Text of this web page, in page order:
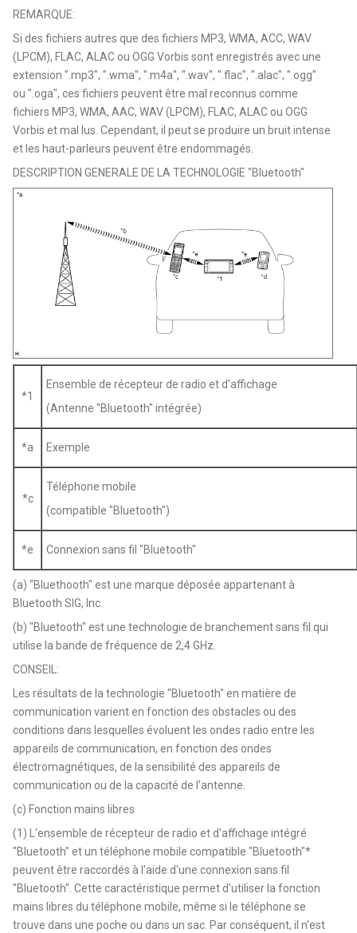
REMARQUE:
Si des fichiers autres que des fichiers MP3, WMA, ACC, WAV
(LPCM), FLAC, ALAC ou OGG Vorbis sont enregistrés avec une
extension ".mp3", ".wma", ".m4a", ".wav", ".flac", ".alac", ".ogg"
ou ".oga", ces fichiers peuvent être mal reconnus comme
fichiers MP3, WMA, AAC, WAV (LPCM), FLAC, ALAC ou OGG
Vorbis et mal lus. Cependant, il peut se produire un bruit intense
et les haut-parleurs peuvent être endommagés.
DESCRIPTION GENERALE DE LA TECHNOLOGIE "Bluetooth"
*1
Ensemble de récepteur de radio et d'affichage
(Antenne "Bluetooth" intégrée)
*a Exemple
*c
Téléphone mobile
(compatible "Bluetooth")
*e Connexion sans fil "Bluetooth"
(a) "Bluethooth" est une marque déposée appartenant à
Bluetooth SIG, Inc.
(b) "Bluetooth" est une technologie de branchement sans fil qui
utilise la bande de fréquence de 2,4 GHz.
CONSEIL:
Les résultats de la technologie "Bluetooth" en matière de
communication varient en fonction des obstacles ou des
conditions dans lesquelles évoluent les ondes radio entre les
appareils de communication, en fonction des ondes
électromagnétiques, de la sensibilité des appareils de
communication ou de la capacité de l'antenne.
(c) Fonction mains libres
(1) L'ensemble de récepteur de radio et d'affichage intégré
"Bluetooth" et un téléphone mobile compatible "Bluetooth"*
peuvent être raccordés à l'aide d'une connexion sans fil
"Bluetooth". Cette caractéristique permet d'utiliser la fonction
mains libres du téléphone mobile, même si le téléphone se
trouve dans une poche ou dans un sac. Par conséquent, il n'est